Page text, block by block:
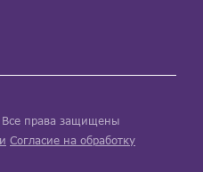
права защищены
Согласие на обработку